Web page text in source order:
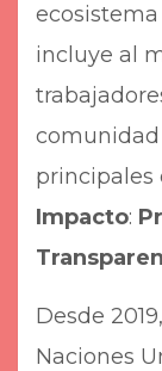
incluye al
comunidad
principales
Impacto:
Desde
Naciones